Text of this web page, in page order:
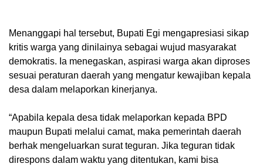
‎Menanggapi hal tersebut, Bupati Egi mengapresiasi sikap
kritis warga yang dinilainya sebagai wujud masyarakat
demokratis. Ia menegaskan, aspirasi warga akan diproses
sesuai peraturan daerah yang mengatur kewajiban kepala
desa dalam melaporkan kinerjanya.
‎“Apabila kepala desa tidak melaporkan kepada BPD
maupun Bupati melalui camat, maka pemerintah daerah
berhak mengeluarkan surat teguran. Jika teguran tidak
direspons dalam waktu yang ditentukan, kami bisa